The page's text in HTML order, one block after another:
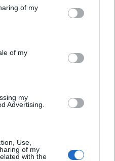
behaviour. You may click to
and its third-party tags to
purposes in below Google
of my
of my
my
Advertising.
Use,
of my
with the
a cambiare il mio. Speriamo
mi sa che il mio sarà il primo
ordini su ordini che non
per sapere se arriva nel
minacci con avvocato ti